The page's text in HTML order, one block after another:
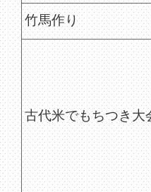
竹馬作り
古代米でもちつき大